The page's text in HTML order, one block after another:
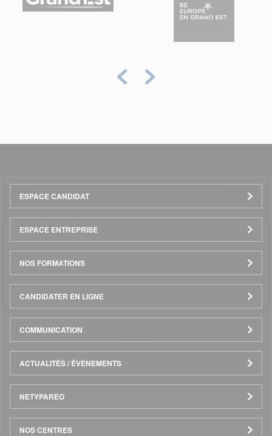
Précédent
Menu
Pied
de
page
ESPACE CANDIDAT
ESPACE ENTREPRISE
NOS FORMATIONS
CANDIDATER EN LIGNE
COMMUNICATION
ACTUALITÉS / ÉVÈNEMENTS
NETYPAREO
NOS CENTRES